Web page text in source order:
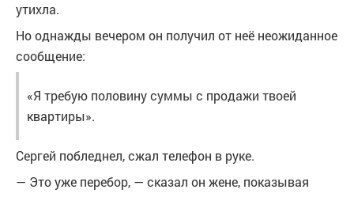
утихла.
Но однажды вечером он получил от неё неожиданное
сообщение:
«Я требую половину суммы с продажи твоей
квартиры».
Сергей побледнел, сжал телефон в руке.
— Это уже перебор, — сказал он жене, показывая